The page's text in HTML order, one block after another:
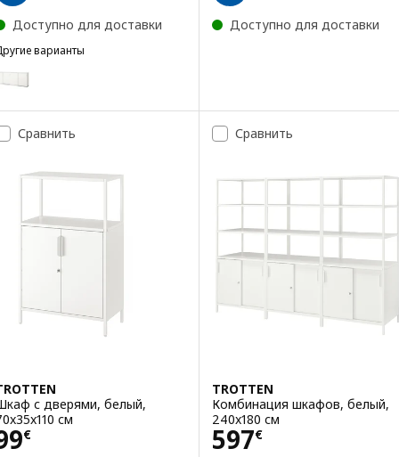
Доступно для доставки
варианты
GALANT, Комбинация для хран с раздв дверц
Доступно для доставки
Сравнить
с дверями, белый,
см
€ 99€
Сравнить
TROTTEN
Комбинация шкафов, белый,
240x180 см
597€
Цена 597€